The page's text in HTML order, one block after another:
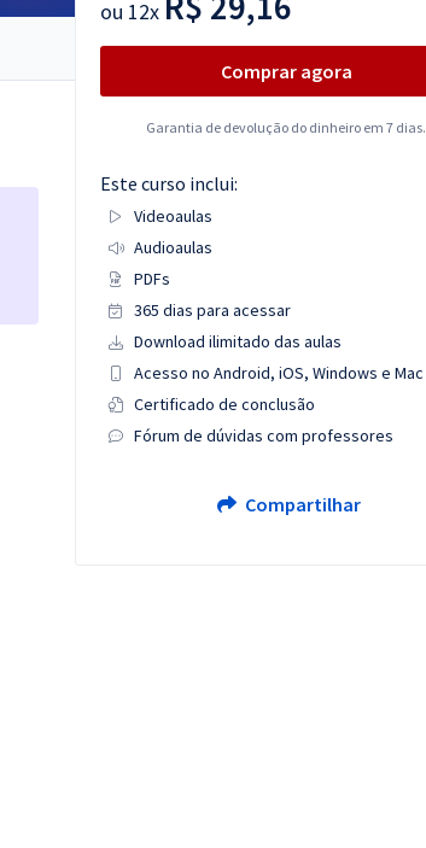
ou 12x
Comprar agora
Garantia de devolução do dinheiro em 7 dias.
Este curso inclui:
Videoaulas
Audioaulas
PDFs
365 dias para acessar
Download ilimitado das aulas
Acesso no Android, iOS, Windows e Mac
Certificado de conclusão
Fórum de dúvidas com professores
Compartilhar